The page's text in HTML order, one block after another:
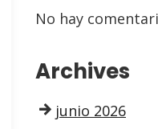
No hay
Archives
junio 2026